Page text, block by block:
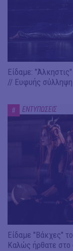
Είδαμε:
// Ευφυής σύλληψη
# ΕΝΤΥΠΩΣΕΙΣ
Είδαμε "Βάκχες"
Καλώς ήρθατε στο